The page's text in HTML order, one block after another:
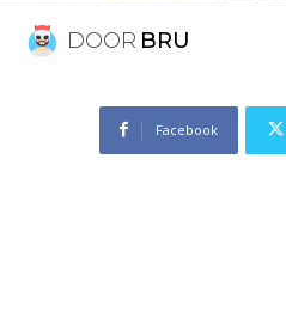
DOOR BRU
Facebook